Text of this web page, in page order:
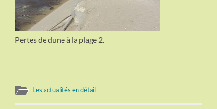
Pertes de dune à la plage 2.
Les actualités en détail